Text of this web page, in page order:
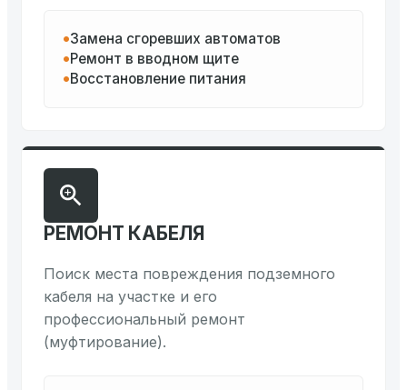
Замена сгоревших автоматов
Ремонт в вводном щите
Восстановление питания
РЕМОНТ КАБЕЛЯ
Поиск места повреждения подземного
кабеля на участке и его
профессиональный ремонт
(муфтирование).